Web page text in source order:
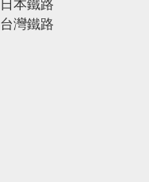
日本鐵路
台灣鐵路